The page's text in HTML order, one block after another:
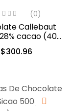
(0)
Callebaut
cacao (40-
801)
$300.96